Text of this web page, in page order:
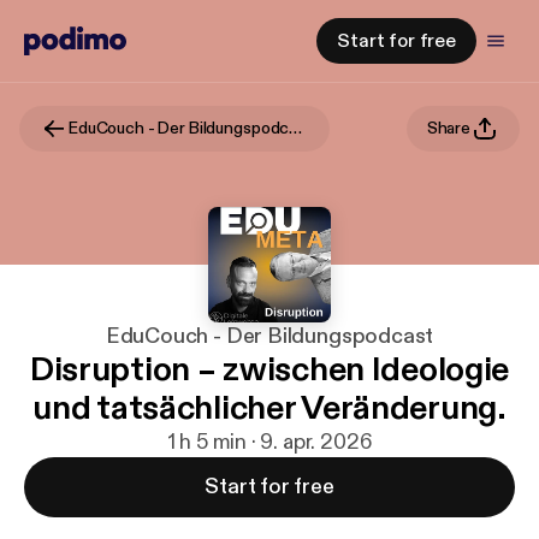
Start for free
EduCouch - Der Bildungspodcast Share
EduCouch - Der Bildungspodcast
Disruption – zwischen Ideologie
und tatsächlicher Veränderung.
1 h 5 min · 9. apr. 2026
Start for free